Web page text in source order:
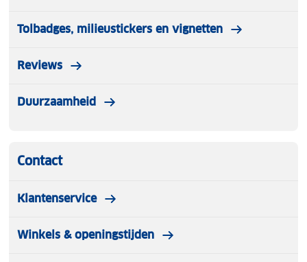
glamping.
Tolbadges, milieustickers en vignetten
Reviews
Duurzaamheid
Contact
Klantenservice
Winkels & openingstijden